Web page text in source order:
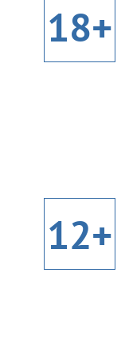
18+
12+